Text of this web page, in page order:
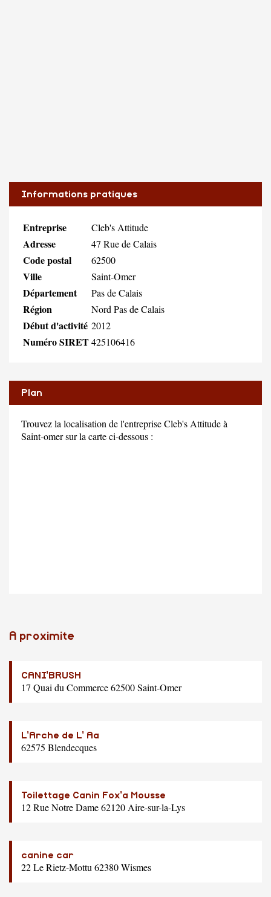
Informations pratiques
Entreprise Cleb's Attitude
Adresse 47 Rue de Calais
Code postal 62500
Ville Saint-Omer
Département Pas de Calais
Région Nord Pas de Calais
Début d'activité 2012
Numéro SIRET425106416
Plan
Trouvez la localisation de l'entreprise Cleb's Attitude à
Saint-omer sur la carte ci-dessous :
A proximite
CANI'BRUSH
17 Quai du Commerce 62500 Saint-Omer
L'Arche de L' Aa
62575 Blendecques
Toilettage Canin Fox'a Mousse
12 Rue Notre Dame 62120 Aire-sur-la-Lys
canine car
22 Le Rietz-Mottu 62380 Wismes